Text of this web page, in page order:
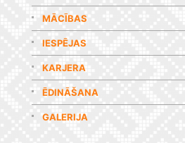
MĀCĪBAS
IESPĒJAS
KARJERA
ĒDINĀŠANA
GALERIJA